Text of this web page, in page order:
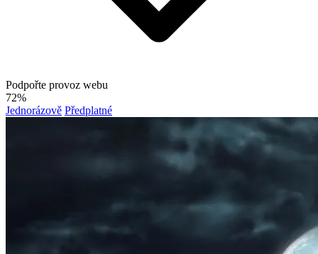
Podpořte provoz webu
72%
Jednorázově Předplatné